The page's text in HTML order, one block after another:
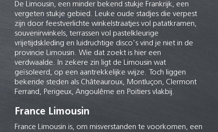
De Limousin, een minder bekend stukje Frankrijk, een
vergeten stukje gebied. Leuke oude stadjes die verpest
zijn door feestverlichte winkelstraatjes vol patatkramen,
souvenirwinkels, terrassen vol pastelkleurige
vrijetijdskleding en luidruchtige disco's vind je niet in de
provincie Limousin. Wie dat zoekt is hier een
verdwaalde. In zekere zin ligt de Limousin wat
geïsoleerd, op een aantrekkelijke wijze. Toch liggen
bekende steden als Châteauroux, Montluçon, Clermont
Ferrand, Perigeux, Angoulême en Poitiers vlakbij.
France Limousin
France Limousin is, om misverstanden te voorkomen, een